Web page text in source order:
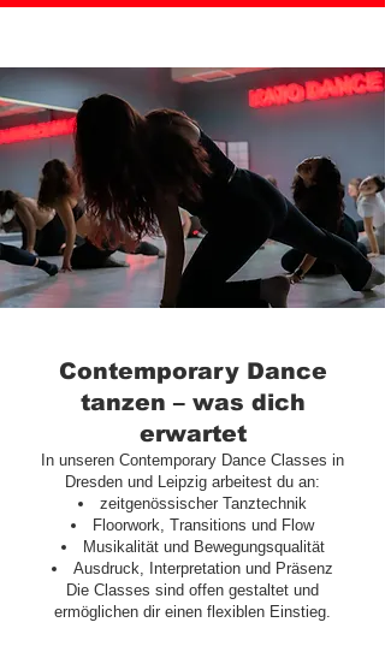
Contemporary Dance
tanzen – was dich
erwartet
In unseren Contemporary Dance Classes in
Dresden und Leipzig arbeitest du an:
zeitgenössischer Tanztechnik
Floorwork, Transitions und Flow
Musikalität und Bewegungsqualität
Ausdruck, Interpretation und Präsenz
Die Classes sind offen gestaltet und
ermöglichen dir einen flexiblen Einstieg.